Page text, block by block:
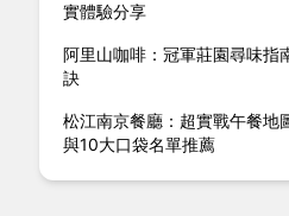
實體驗分享
阿里山咖啡：冠軍莊園尋味指
訣
松江南京餐廳：超實戰午餐地
與10大口袋名單推薦